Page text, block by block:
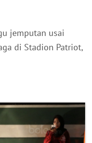
jemputan usai
di Stadion Patriot,